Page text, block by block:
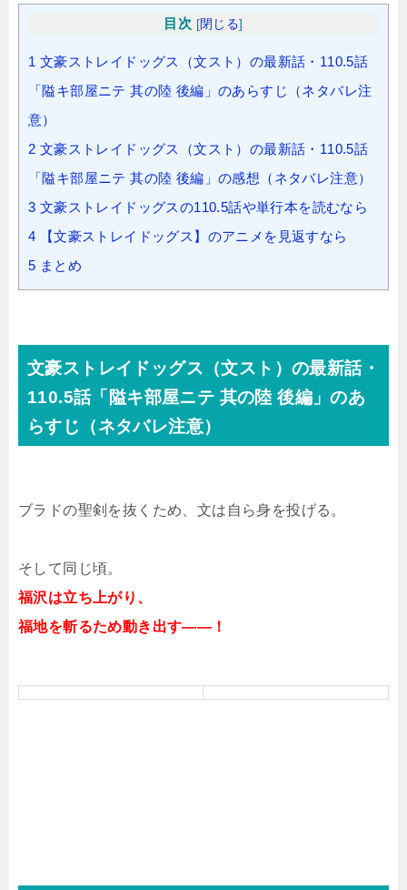
目次 [閉じる]
1 文豪ストレイドッグス（文スト）の最新話・110.5話
「隘キ部屋ニテ 其の陸 後編」のあらすじ（ネタバレ注
意）
2 文豪ストレイドッグス（文スト）の最新話・110.5話
「隘キ部屋ニテ 其の陸 後編」の感想（ネタバレ注意）
3 文豪ストレイドッグスの110.5話や単行本を読むなら
4 【文豪ストレイドッグス】のアニメを見返すなら
5 まとめ
文豪ストレイドッグス（文スト）の最新話・
110.5話「隘キ部屋ニテ 其の陸 後編」のあ
らすじ（ネタバレ注意）
ブラドの聖剣を抜くため、文は自ら身を投げる。
そして同じ頃。
福沢は立ち上がり、
福地を斬るため動き出す――！